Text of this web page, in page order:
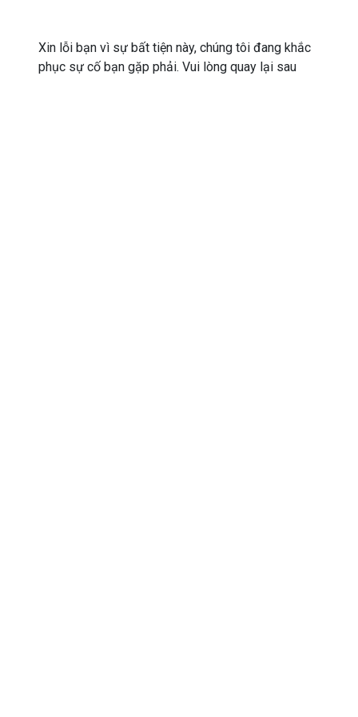
Xin lỗi bạn vì sự bất tiện này, chúng tôi đang khắc
phục sự cố bạn gặp phải. Vui lòng quay lại sau